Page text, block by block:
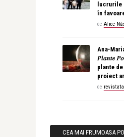
lucrurile
în
de Alice
Ana-
𝑃𝑙𝑎𝑛𝑡𝑒
plante
proiect
de
CEA MAI FRUMOASA